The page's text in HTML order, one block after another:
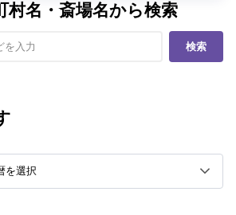
村名・斎場名から検索
検索